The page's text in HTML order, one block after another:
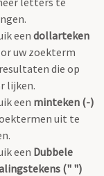
eendollarteken
uw zoekterm
die op
lijken.
een minteken (-)
uit te
een Dubbele
(" ")